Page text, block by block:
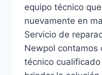
equipo técnico
nuevamente en
Servicio de
Newpol contamos
técnico